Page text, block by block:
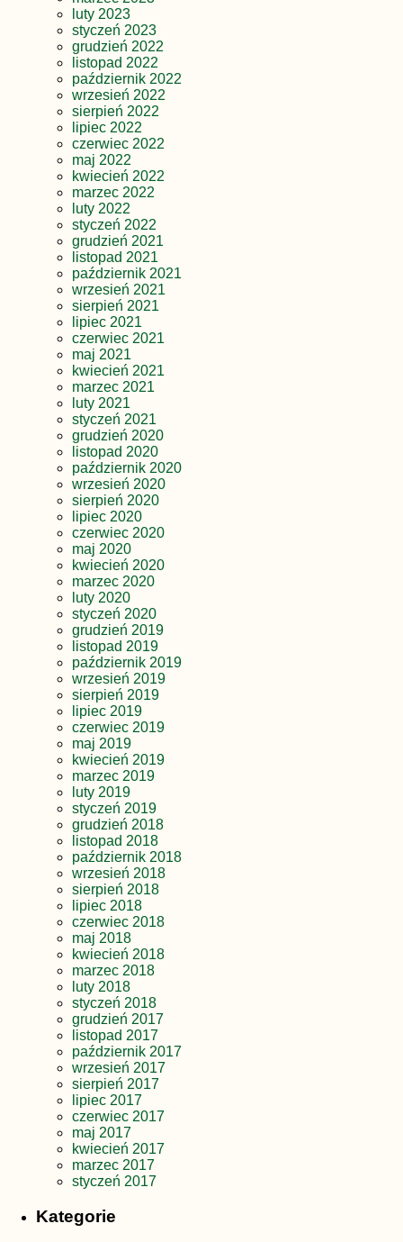
luty 2023
styczeń 2023
grudzień 2022
listopad 2022
październik 2022
wrzesień 2022
sierpień 2022
lipiec 2022
czerwiec 2022
maj 2022
kwiecień 2022
marzec 2022
luty 2022
styczeń 2022
grudzień 2021
listopad 2021
październik 2021
wrzesień 2021
sierpień 2021
lipiec 2021
czerwiec 2021
maj 2021
kwiecień 2021
marzec 2021
luty 2021
styczeń 2021
grudzień 2020
listopad 2020
październik 2020
wrzesień 2020
sierpień 2020
lipiec 2020
czerwiec 2020
maj 2020
kwiecień 2020
marzec 2020
luty 2020
styczeń 2020
grudzień 2019
listopad 2019
październik 2019
wrzesień 2019
sierpień 2019
lipiec 2019
czerwiec 2019
maj 2019
kwiecień 2019
marzec 2019
luty 2019
styczeń 2019
grudzień 2018
listopad 2018
październik 2018
wrzesień 2018
sierpień 2018
lipiec 2018
czerwiec 2018
maj 2018
kwiecień 2018
marzec 2018
luty 2018
styczeń 2018
grudzień 2017
listopad 2017
październik 2017
wrzesień 2017
sierpień 2017
lipiec 2017
czerwiec 2017
maj 2017
kwiecień 2017
marzec 2017
styczeń 2017
Kategorie